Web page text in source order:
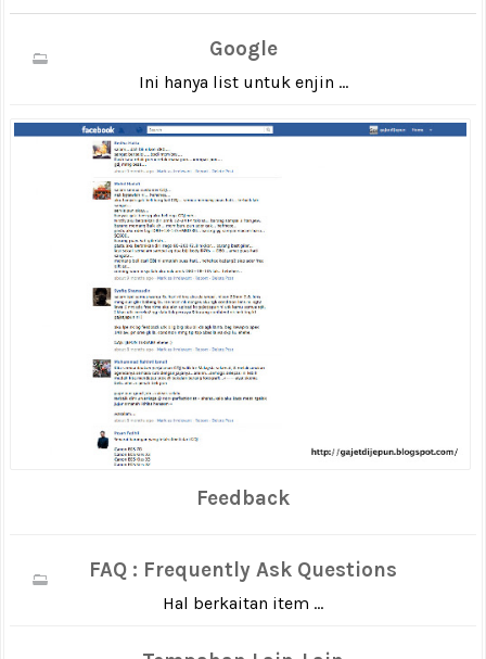
Google
Ini hanya list untuk enjin ...
Feedback
FAQ : Frequently Ask Questions
Hal berkaitan item ...